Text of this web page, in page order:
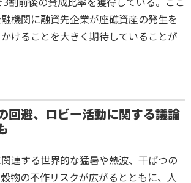
機関に融資先企業が座礁資産の発生を
けることを大きく期待していることが
回避、ロビー活動に関する議論
連する世界的な猛暑や熱波、干ばつの
物の不作リスクが広がるとともに、人